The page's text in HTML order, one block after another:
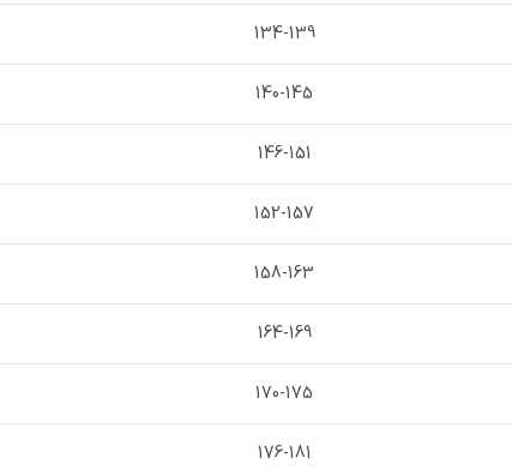
134-139
140-145
146-151
152-157
158-163
164-169
170-175
176-181